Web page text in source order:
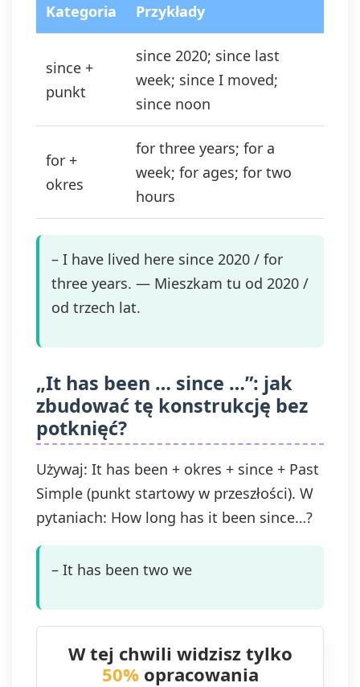
Kategoria Przykłady
since +
punkt
since 2020; since last
week; since I moved;
since noon
for +
okres
for three years; for a
week; for ages; for two
hours
– I have lived here since 2020 / for
three years. — Mieszkam tu od 2020 /
od trzech lat.
„It has been … since …”: jak
zbudować tę konstrukcję bez
potknięć?
Używaj: It has been + okres + since + Past
Simple (punkt startowy w przeszłości). W
pytaniach: How long has it been since…?
– It has been two we
W tej chwili widzisz tylko
50%opracowania